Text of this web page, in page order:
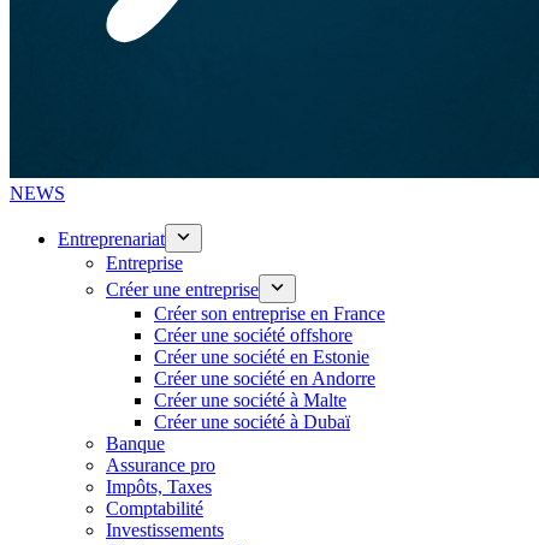
NEWS
Entreprenariat
Entreprise
Créer une entreprise
Créer son entreprise en France
Créer une société offshore
Créer une société en Estonie
Créer une société en Andorre
Créer une société à Malte
Créer une société à Dubaï
Banque
Assurance pro
Impôts, Taxes
Comptabilité
Investissements